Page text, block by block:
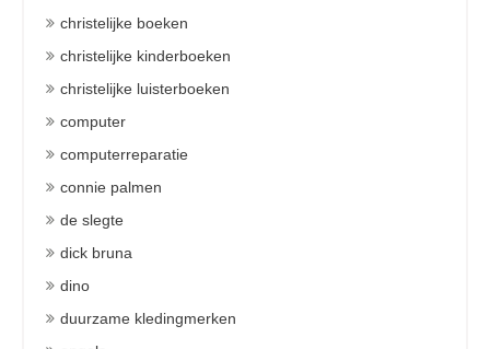
christelijke boeken
christelijke kinderboeken
christelijke luisterboeken
computer
computerreparatie
connie palmen
de slegte
dick bruna
dino
duurzame kledingmerken